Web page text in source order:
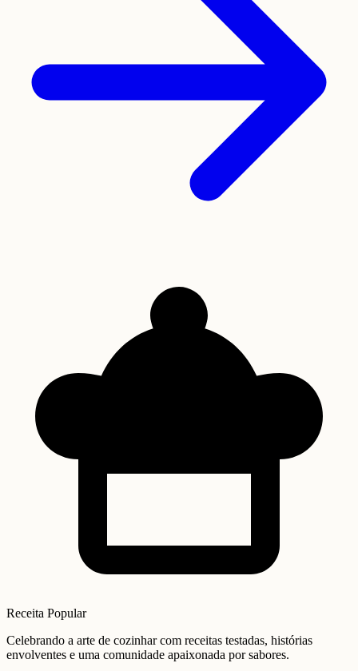
Receita Popular
Celebrando a arte de cozinhar com receitas testadas, histórias
envolventes e uma comunidade apaixonada por sabores.